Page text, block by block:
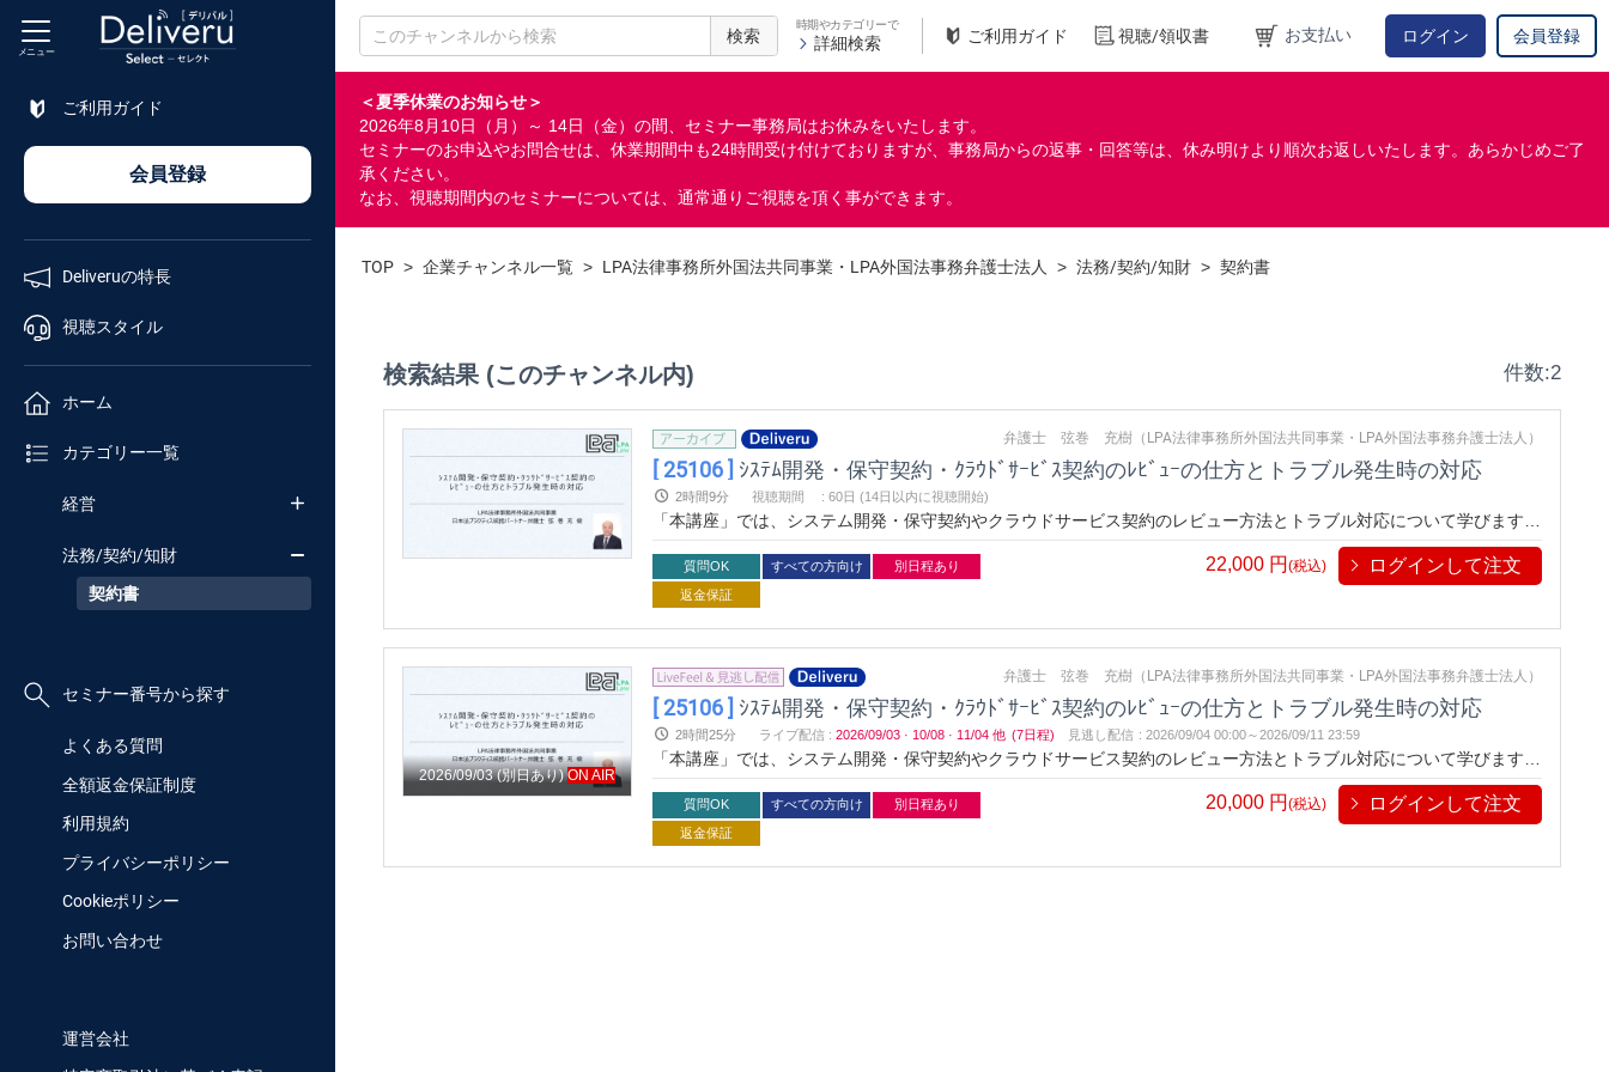
検索
時期やカテゴリーで
詳細検索 ご利用ガイド 視聴/領収書 お支払い ログイン 会員登録
＜夏季休業のお知らせ＞
2026年8月10日（月）～ 14日（金）の間、セミナー事務局はお休みをいたします。
セミナーのお申込やお問合せは、休業期間中も24時間受け付けておりますが、事務局からの返事・回答等は、休み明けより順次お返しいたします。あらかじめご了
承ください。
なお、視聴期間内のセミナーについては、通常通りご視聴を頂く事ができます。
メニュー
ご利用ガイド
会員登録
Deliveruの特長
視聴スタイル
ホーム
カテゴリー一覧
経営
法務/契約/知財
契約書
セミナー番号から探す
よくある質問
全額返金保証制度
利用規約
プライバシーポリシー
Cookieポリシー
お問い合わせ
運営会社
セミナー
番号検索
TOP > 企業チャンネル一覧 > LPA法律事務所外国法共同事業・LPA外国法事務弁護士法人 > 法務/契約/知財 > 契約書
検索結果 (このチャンネル内) 件数:2
弁護士 弦巻 充樹（LPA法律事務所外国法共同事業・LPA外国法事務弁護士法人）
[ 25106 ] ｼｽﾃﾑ開発・保守契約・ｸﾗｳﾄﾞｻｰﾋﾞｽ契約のﾚﾋﾞｭｰの仕方とトラブル発生時の対応
2時間9分 視聴期間 : 60日 (14日以内に視聴開始)
「本講座」では、システム開発・保守契約やクラウドサービス契約のレビュー方法とトラブル対応について学びます。
契約の基礎から実務でのリスクヘッジまでを網羅し、安全な契約運営を目指します。
質問OK すべての方向け
別日程あり
返金保証
22,000 円(税込) ログインして注文
2026/09/03 (別日あり) ON AIR
弁護士 弦巻 充樹（LPA法律事務所外国法共同事業・LPA外国法事務弁護士法人）
[ 25106 ] ｼｽﾃﾑ開発・保守契約・ｸﾗｳﾄﾞｻｰﾋﾞｽ契約のﾚﾋﾞｭｰの仕方とトラブル発生時の対応
2時間25分 ライブ配信 : 2026/09/03 · 10/08 · 11/04 他 (7日程) 見逃し配信 : 2026/09/04 00:00～2026/09/11 23:59
「本講座」では、システム開発・保守契約やクラウドサービス契約のレビュー方法とトラブル対応について学びます。
契約の基礎から実務でのリスクヘッジまでを網羅し、安全な契約運営を目指します。※本セミナーのライブ配信は、ア
ーカイブ動画を配信するものです。
質問OK すべての方向け
別日程あり
返金保証
20,000 円(税込) ログインして注文